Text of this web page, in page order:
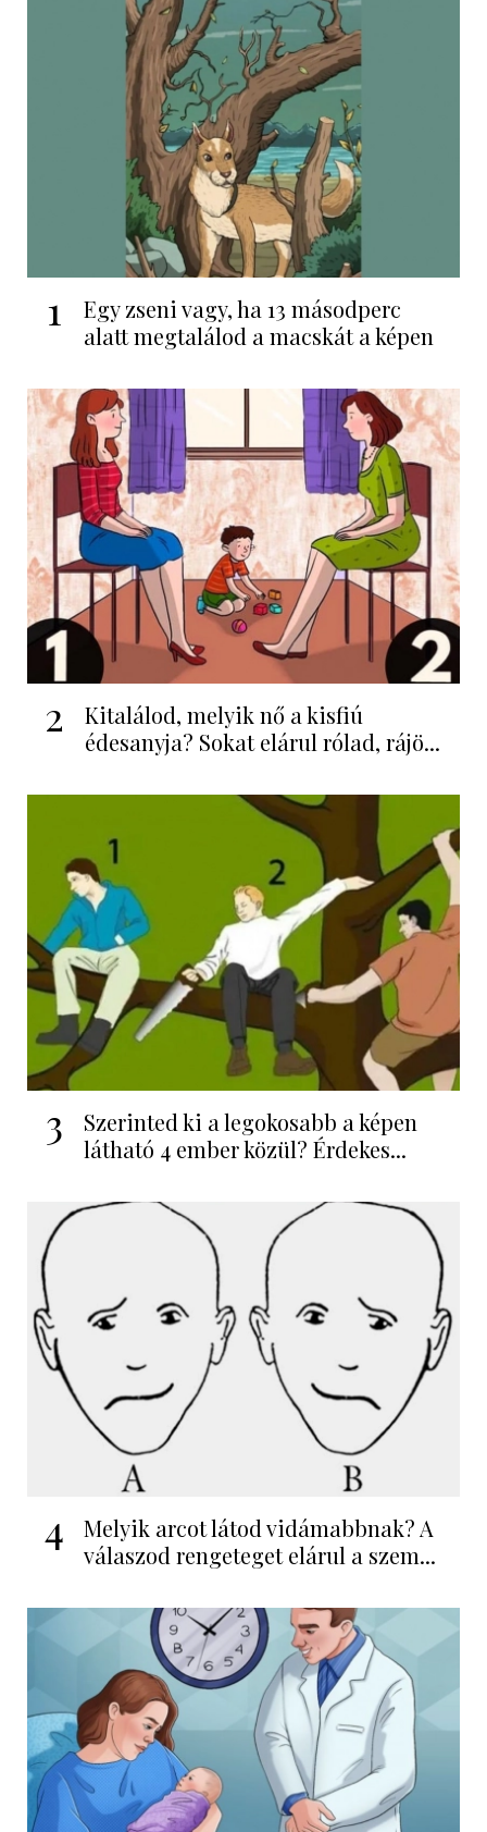
1
Egy zseni vagy, ha 13 másodperc
alatt megtalálod a macskát a képen
2
Kitalálod, melyik nő a kisfiú
édesanyja? Sokat elárul rólad, rájö...
3
Szerinted ki a legokosabb a képen
látható 4 ember közül? Érdekes...
4
Melyik arcot látod vidámabbnak? A
válaszod rengeteget elárul a szem...